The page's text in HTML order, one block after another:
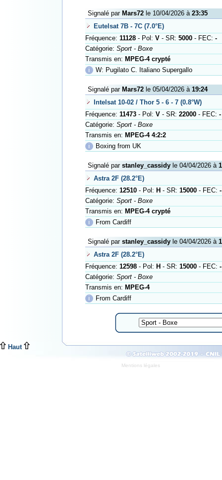
Signalé par Mars72le 10/04/2026 à 23:35
Eutelsat 7B - 7C (7.0°E)
Fréquence: 11128- Pol: V- SR: 5000- FEC: -
Catégorie: Sport - Boxe
Transmis en: MPEG-4 crypté
ℹ
W: Pugilato C. Italiano Supergallo
Signalé par Mars72le 05/04/2026 à 19:24
Intelsat 10-02 / Thor 5 - 6 - 7 (0.8°W)
Fréquence: 11473- Pol: V- SR: 22000- FEC: -
Catégorie: Sport - Boxe
Transmis en: MPEG-4 4:2:2
ℹ
Boxing from UK
Signalé par stanley_cassidyle 04/04/2026 à
Astra 2F (28.2°E)
Fréquence: 12510- Pol: H - SR: 15000- FEC: -
Catégorie: Sport - Boxe
Transmis en: MPEG-4 crypté
ℹ
From Cardiff
Signalé par stanley_cassidyle 04/04/2026 à
Astra 2F (28.2°E)
Fréquence: 12598- Pol: H - SR: 15000- FEC: -
Catégorie: Sport - Boxe
Transmis en: MPEG-4
ℹ
From Cardiff
Haut
Mentions légales